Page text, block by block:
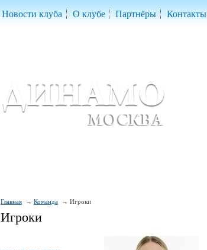
Новости клуба О клубе Партнёры Контакты
Главная Команда Игроки
Игроки